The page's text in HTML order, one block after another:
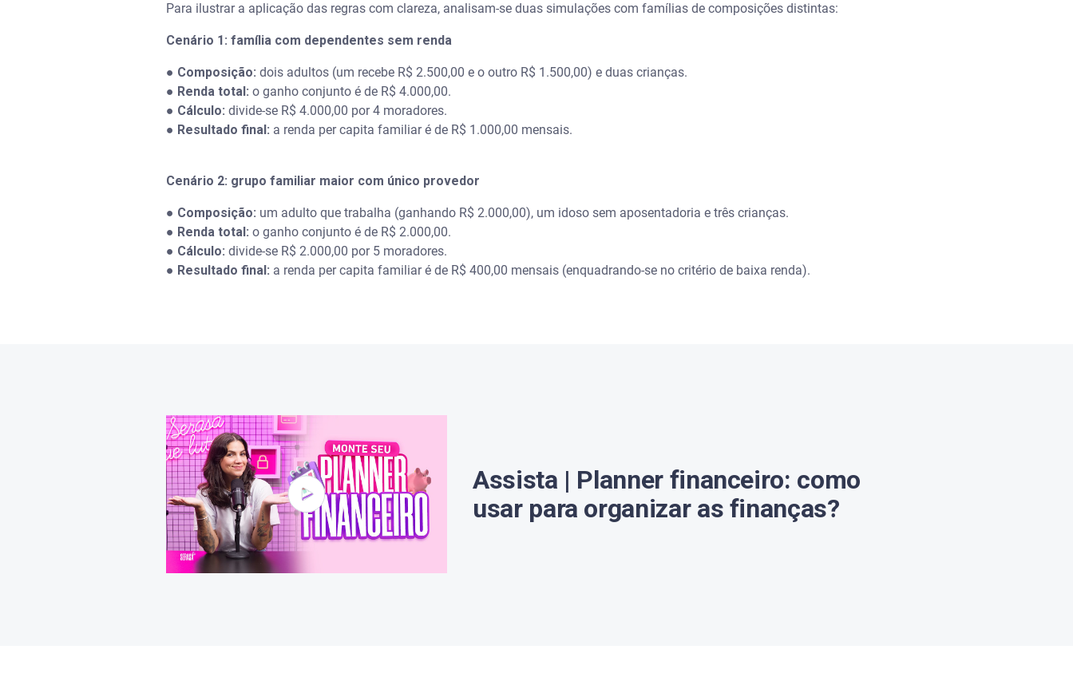
Para ilustrar a aplicação das regras com clareza, analisam-se duas simulações com famílias de composições distintas:
Cenário 1: família com dependentes sem renda
● Composição: dois adultos (um recebe R$ 2.500,00 e o outro R$ 1.500,00) e duas crianças.
● Renda total: o ganho conjunto é de R$ 4.000,00.
● Cálculo: divide-se R$ 4.000,00 por 4 moradores.
● Resultado final: a renda per capita familiar é de R$ 1.000,00 mensais.
Cenário 2: grupo familiar maior com único provedor
● Composição: um adulto que trabalha (ganhando R$ 2.000,00), um idoso sem aposentadoria e três crianças.
● Renda total: o ganho conjunto é de R$ 2.000,00.
● Cálculo: divide-se R$ 2.000,00 por 5 moradores.
● Resultado final: a renda per capita familiar é de R$ 400,00 mensais (enquadrando-se no critério de baixa renda).
Assista | Planner financeiro: como
usar para organizar as finanças?